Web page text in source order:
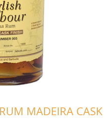
MADEIRA CASK